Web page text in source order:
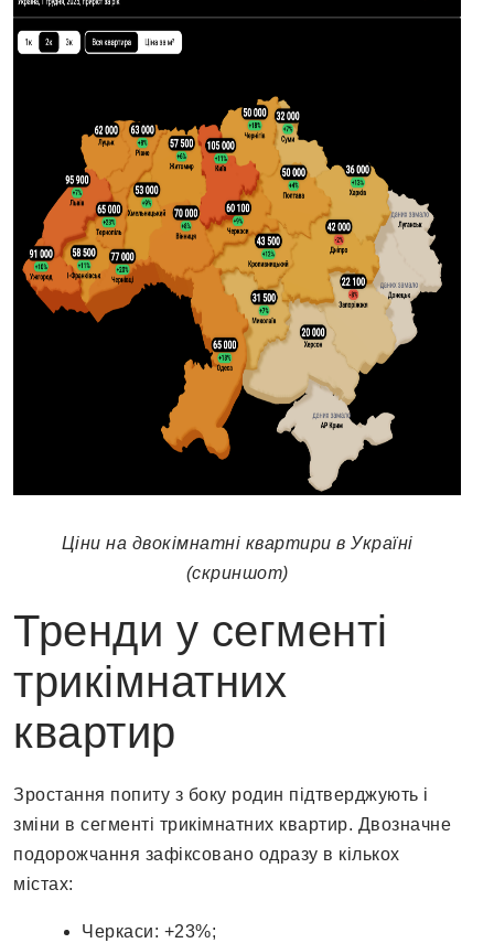
Ціни на двокімнатні квартири в Україні
(скриншот)
Тренди у сегменті
трикімнатних
квартир
Зростання попиту з боку родин підтверджують і
зміни в сегменті трикімнатних квартир. Двозначне
подорожчання зафіксовано одразу в кількох
містах:
Черкаси: +23%;